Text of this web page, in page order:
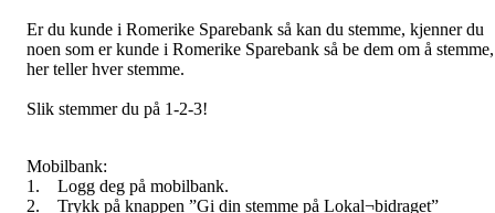
Er du kunde i Romerike Sparebank så kan du stemme, kjenner du
noen som er kunde i Romerike Sparebank så be dem om å stemme,
her teller hver stemme.
Slik stemmer du på 1-2-3!
Mobilbank:
1. Logg deg på mobilbank.
2. Trykk på knappen ”Gi din stemme på Lokal¬bidraget”